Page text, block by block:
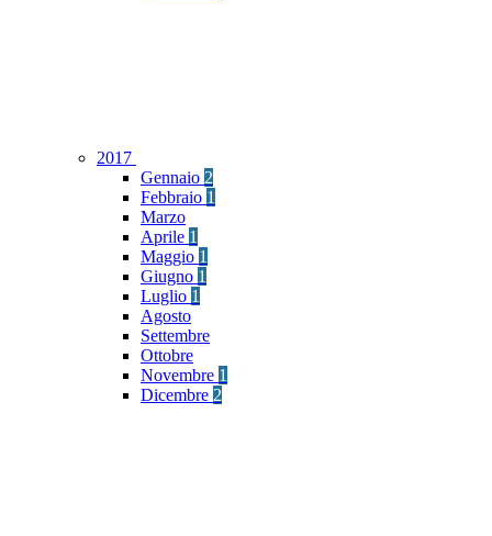
2017
Gennaio 2
Febbraio 1
Marzo
Aprile 1
Maggio 1
Giugno 1
Luglio 1
Agosto
Settembre
Ottobre
Novembre 1
Dicembre 2